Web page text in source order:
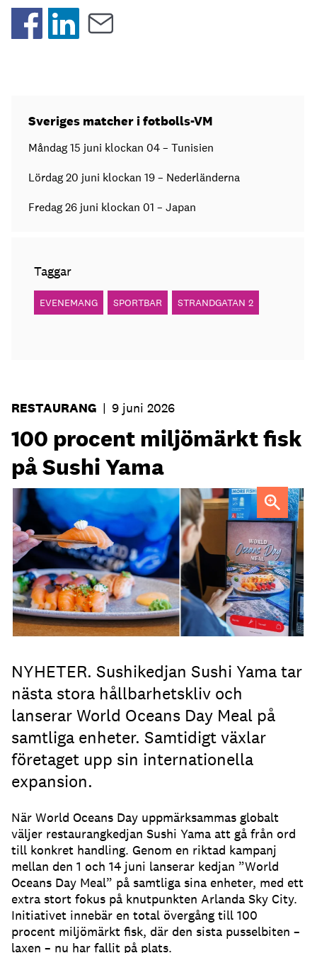
Sveriges matcher i fotbolls-VM
Måndag 15 juni klockan 04 – Tunisien
Lördag 20 juni klockan 19 – Nederländerna
Fredag 26 juni klockan 01 – Japan
Taggar
EVENEMANG SPORTBAR STRANDGATAN 2
RESTAURANG | 9 juni 2026
100 procent miljömärkt fisk
på Sushi Yama
NYHETER. Sushikedjan Sushi Yama tar
nästa stora hållbarhetskliv och
lanserar World Oceans Day Meal på
samtliga enheter. Samtidigt växlar
företaget upp sin internationella
expansion.
När World Oceans Day uppmärksammas globalt
väljer restaurangkedjan Sushi Yama att gå från ord
till konkret handling. Genom en riktad kampanj
mellan den 1 och 14 juni lanserar kedjan ”World
Oceans Day Meal” på samtliga sina enheter, med ett
extra stort fokus på knutpunkten Arlanda Sky City.
Initiativet innebär en total övergång till 100
procent miljömärkt fisk, där den sista pusselbiten –
laxen – nu har fallit på plats.